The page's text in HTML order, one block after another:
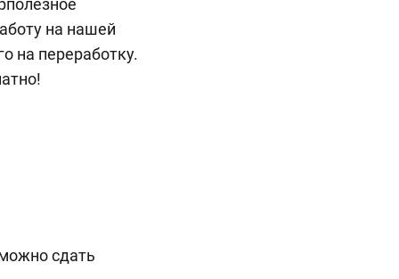
на нашей
на переработку.
сдать